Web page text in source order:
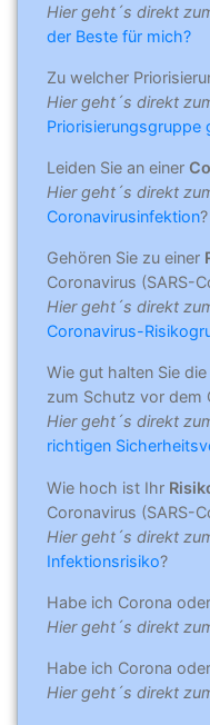
Hier geht´s direkt
der Beste für mich?
Zu welcher
Hier geht´s direkt
Priorisierungsgruppe
Leiden Sie an einer
Hier geht´s direkt
Coronavirusinfektion?
Gehören Sie zu einer
Coronavirus (SARS-
Hier geht´s direkt
Coronavirus-
Wie gut halten Sie die
zum Schutz vor dem
Hier geht´s direkt
richtigen
Wie hoch ist Ihr
Coronavirus (SARS-
Hier geht´s direkt
Infektionsrisiko?
Habe ich Corona
Hier geht´s direkt
Habe ich Corona
Hier geht´s direkt